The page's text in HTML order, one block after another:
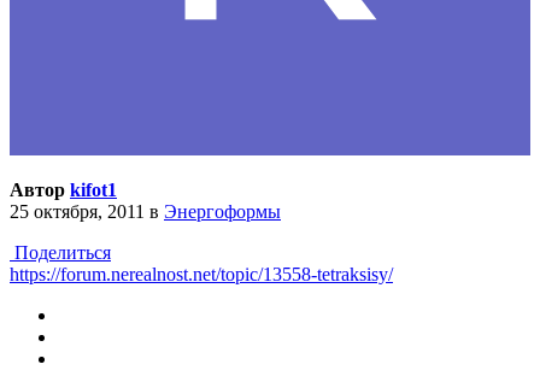
Автор kifot1
25 октября, 2011 в Энергоформы
Поделиться
https://forum.nerealnost.net/topic/13558-tetraksisy/